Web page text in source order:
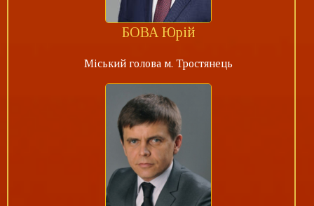
БОВА Юрій
Міський голова м. Тростянець